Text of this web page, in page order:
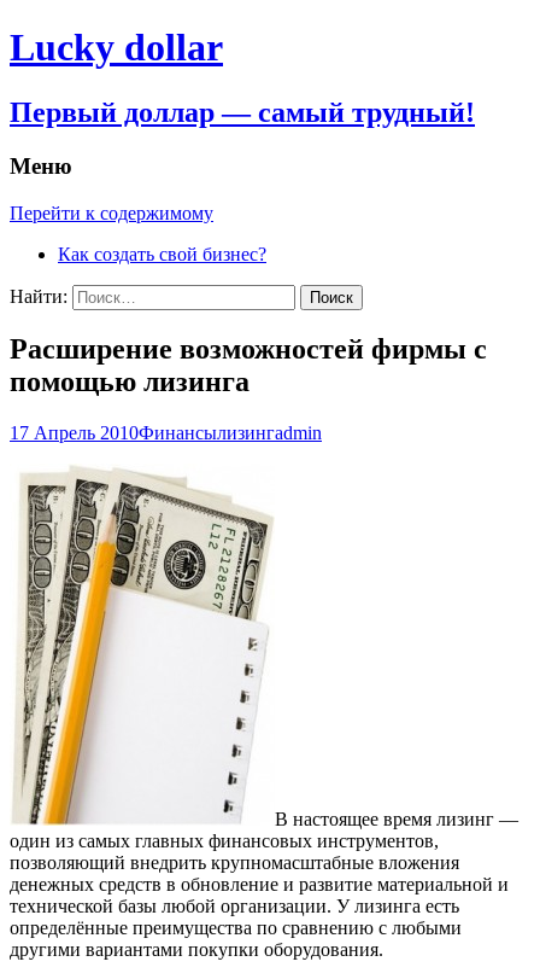
Lucky dollar
Первый доллар — самый трудный!
Меню
Перейти к содержимому
Как создать свой бизнес?
Найти:
Расширение возможностей фирмы с
помощью лизинга
17 Апрель 2010Финансылизингadmin
В настоящее время лизинг —
один из самых главных финансовых инструментов,
позволяющий внедрить крупномасштабные вложения
денежных средств в обновление и развитие материальной и
технической базы любой организации. У лизинга есть
определённые преимущества по сравнению с любыми
другими вариантами покупки оборудования.